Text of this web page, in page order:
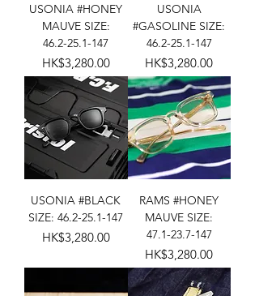
USONIA #HONEY
MAUVE SIZE:
46.2-25.1-147
價格
HK$3,280.00
USONIA
#GASOLINE SIZE:
46.2-25.1-147
價格
HK$3,280.00
USONIA #BLACK
SIZE: 46.2-25.1-147
價格
HK$3,280.00
RAMS #HONEY
MAUVE SIZE:
47.1-23.7-147
價格
HK$3,280.00